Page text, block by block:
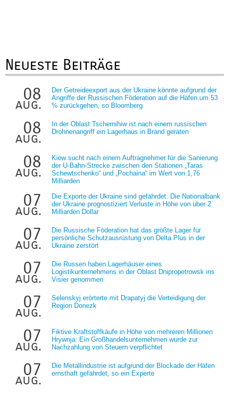
Neueste Beiträge
08
aug.
Der Getreideexport aus der Ukraine könnte aufgrund der
Angriffe der Russischen Föderation auf die Häfen um 53
% zurückgehen, so Bloomberg
08
aug.
In der Oblast Tschernihiw ist nach einem russischen
Drohnenangriff ein Lagerhaus in Brand geraten
08
aug.
Kiew sucht nach einem Auftragnehmer für die Sanierung
der U-Bahn-Strecke zwischen den Stationen „Taras
Schewtschenko“ und „Pochaina“ im Wert von 1,76
Milliarden
07
aug.
Die Exporte der Ukraine sind gefährdet: Die Nationalbank
der Ukraine prognostiziert Verluste in Höhe von über 2
Milliarden Dollar
07
aug.
Die Russische Föderation hat das größte Lager für
persönliche Schutzausrüstung von Delta Plus in der
Ukraine zerstört
07
aug.
Die Russen haben Lagerhäuser eines
Logistikunternehmens in der Oblast Dnipropetrowsk ins
Visier genommen
07
aug.
Selenskyj erörterte mit Drapatyj die Verteidigung der
Region Donezk
07
aug.
Fiktive Kraftstoffkäufe in Höhe von mehreren Millionen
Hrywnja: Ein Großhandelsunternehmen wurde zur
Nachzahlung von Steuern verpflichtet
07
aug.
Die Metallindustrie ist aufgrund der Blockade der Häfen
ernsthaft gefährdet, so ein Experte